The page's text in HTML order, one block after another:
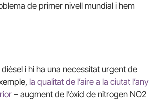
de primer nivell mundial i hem
i hi ha una necessitat urgent de
la qualitat de l’aire a la ciutat l’any
– augment de l’òxid de nitrogen NO2